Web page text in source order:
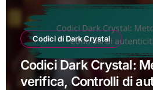
Codici di Dark Crystal
Codici Dark Crystal:
verifica, Controlli di